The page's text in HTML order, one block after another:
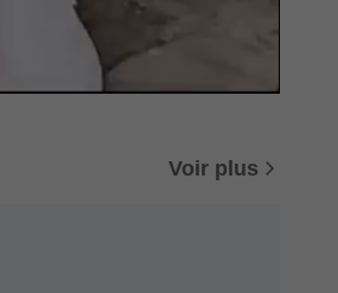
Voir plus